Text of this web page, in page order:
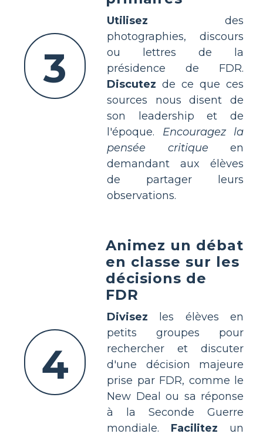
3
Utilisez des
photographies, discours
ou lettres de la
présidence de FDR.
Discutez de ce que ces
sources nous disent de
son leadership et de
l'époque. Encouragez la
pensée critique en
demandant aux élèves
de partager leurs
observations.
4
Animez un débat
en classe sur les
décisions de
FDR
Divisez les élèves en
petits groupes pour
rechercher et discuter
d'une décision majeure
prise par FDR, comme le
New Deal ou sa réponse
à la Seconde Guerre
mondiale. Facilitez un